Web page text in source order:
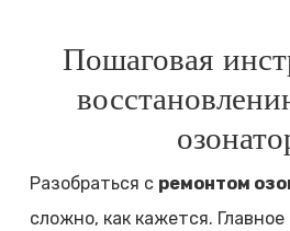
Пошаговая
Разобраться с ремонтом
сложно, как кажется.